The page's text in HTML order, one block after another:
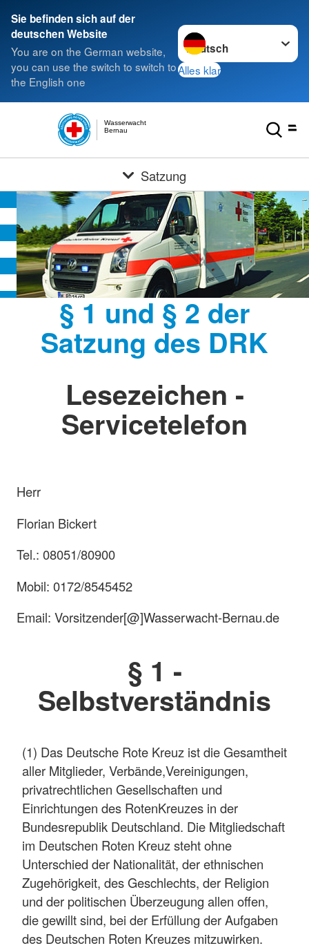
Sie befinden sich auf der
deutschen Website
You are on the German website,
you can use the switch to switch to
the English one
Sprache wechseln zu
Alles klar
Bernau
Wasserwacht
Satzung
§ 1 und § 2 der
Satzung des DRK
Lesezeichen -
Servicetelefon
Herr
Florian Bickert
Tel.: 08051/80900
Mobil: 0172/8545452
Email: Vorsitzender[@]Wasserwacht-Bernau.de
§ 1 -
Selbstverständnis
(1) Das Deutsche Rote Kreuz ist die Gesamtheit
aller Mitglieder, Verbände,Vereinigungen,
privatrechtlichen Gesellschaften und
Einrichtungen des RotenKreuzes in der
Bundesrepublik Deutschland. Die Mitgliedschaft
im Deutschen Roten Kreuz steht ohne
Unterschied der Nationalität, der ethnischen
Zugehörigkeit, des Geschlechts, der Religion
und der politischen Überzeugung allen offen,
die gewillt sind, bei der Erfüllung der Aufgaben
des Deutschen Roten Kreuzes mitzuwirken.